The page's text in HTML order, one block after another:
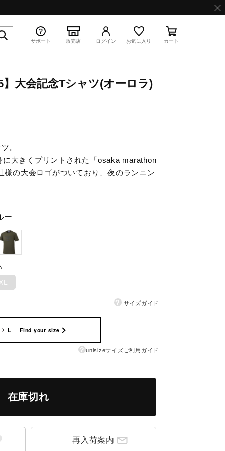
WAVE PROPHECY 13.2
サポート 販売店 ログイン お気に入り カート
】大会記念Tシャツ(オーロラ)
。
に大きくプリントされた「osaka marathon
様の大会ロゴがついており、夜のランニン
ー
? サイズガイド
L Find your size
? unisizeサイズご利用ガイド
在庫切れ
再入荷案内